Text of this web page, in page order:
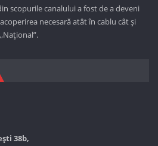
scopurile canalului a fost de a deveni
necesară atât în cablu cât și
38b,